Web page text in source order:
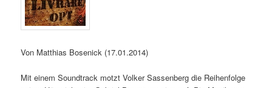
Von Matthias Bosenick (17.01.2014)
Mit einem Soundtrack motzt Volker Sassenberg die Reihenfolge